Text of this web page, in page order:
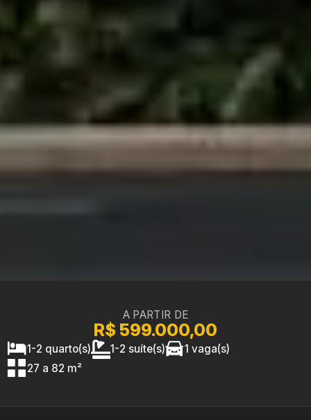
A PARTIR DE
R$ 599.000,00
1-2 quarto(s) 1-2 suíte(s)
1 vaga(s)
27 a 82 m²